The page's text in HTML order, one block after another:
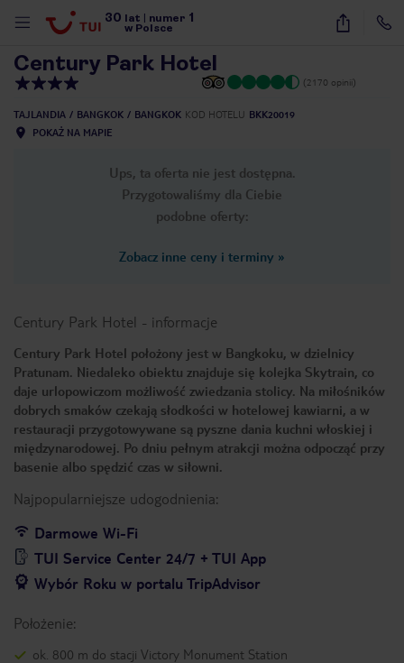
30 lat numer 1
w Polsce
41
Century Park Hotel
(2170 opinii)
TAJLANDIA BANGKOK BANGKOK KOD HOTELU BKK20019
POKAŻ NA MAPIE
Ups, ta oferta nie jest dostępna.
Przygotowaliśmy dla Ciebie
podobne oferty:
Zobacz inne ceny i terminy »
Century Park Hotel - informacje
Century Park Hotel położony jest w Bangkoku, w dzielnicy
Pratunam. Niedaleko obiektu znajduje się kolejka Skytrain, co
daje urlopowiczom możliwość zwiedzania stolicy. Na miłośników
dobrych smaków czekają słodkości w hotelowej kawiarni, a w
restauracji przygotowywane są pyszne dania kuchni włoskiej i
międzynarodowej. Po dniu pełnym atrakcji można odpocząć przy
basenie albo spędzić czas w siłowni.
Najpopularniejsze udogodnienia:
Darmowe Wi-Fi
TUI Service Center 24/7 + TUI App
Wybór Roku w portalu TripAdvisor
Położenie:
ok. 800 m do stacji Victory Monument Station